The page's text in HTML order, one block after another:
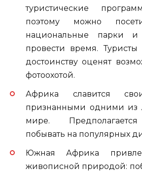
туристические
поэтому можно
национальные парки и
провести время.
достоинству оценят
фотоохотой.
Африка славится
признанными одними из
мире.
побывать на популярных
Южная Африка
живописной природой: